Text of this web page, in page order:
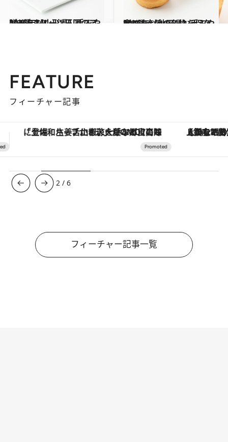
2025.12.21
2026年【山形県】手みやげ3選 フルーツ王国のアソートも！
贈りもの 2025.12.21
2026年【秋田県】手みやげ3選 土地の名物を保存食に！
贈りもの
FEATURE
フィーチャー記事
【銀座で出合う最旬美容】美髪ケアや上質な眠り…セルフケアのアップデートから、特別な名入れギフトまで。大人のための「ReFa GINZA」クルーズ 【夏限定ディナーコース】旬を
3 /6
フィーチャー記事一覧